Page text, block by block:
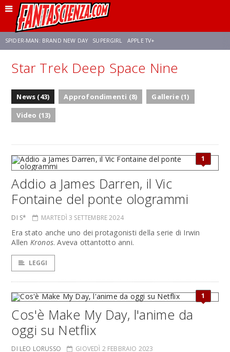
SPIDER-MAN: BRAND NEW DAY SUPERGIRL APPLE TV+
FRANCO RICCIARDIELLO ZENDAYA STAR TREK AVENGERS: DOOMSDAY
NETFLIX SADIE SINK
Star Trek Deep Space Nine
News (43) Approfondimenti (8)
Gallerie (1)
Video (13)
1
Addio a James Darren, il Vic
Fontaine del ponte ologrammi
DI S* MARTEDÌ 3 SETTEMBRE 2024
Era stato anche uno dei protagonisti della serie di Irwin
Allen Kronos. Aveva ottantotto anni.
LEGGI
1
Cos'è Make My Day, l'anime da
oggi su Netflix
DI LEO LORUSSO GIOVEDÌ 2 FEBBRAIO 2023